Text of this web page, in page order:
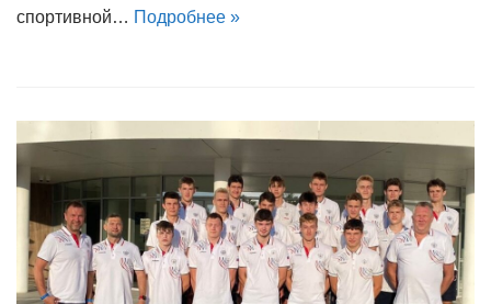
спортивной… Подробнее »